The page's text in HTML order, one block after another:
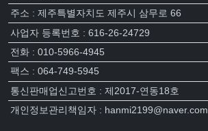
주소 : 제주특별자치도 제주시 삼무로 66
사업자 등록번호 : 616-26-24729
전화 : 010-5966-4945
팩스 : 064-749-5945
통신판매업신고번호 : 제2017-연동18호
개인정보관리책임자 : hanmi2199@naver.com